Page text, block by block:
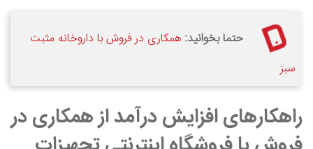
حتما بخوانید: همکاری در فروش با داروخانه مثبت
سبز
راهکارهای افزایش درآمد از همکاری در